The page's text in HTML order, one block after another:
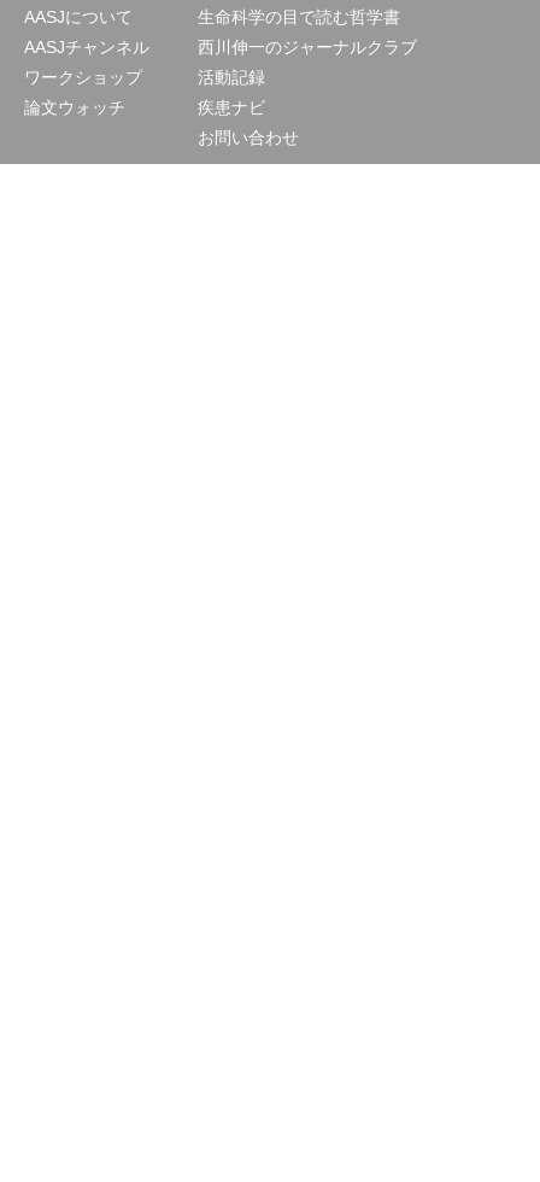
AASJについて
AASJチャンネル
ワークショップ
論文ウォッチ
生命科学の目で読む哲学書
西川伸一のジャーナルクラブ
活動記録
疾患ナビ
お問い合わせ